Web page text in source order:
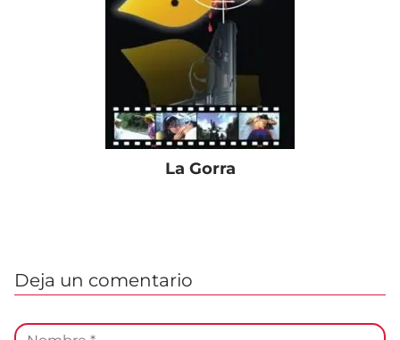
La Gorra
Deja un comentario